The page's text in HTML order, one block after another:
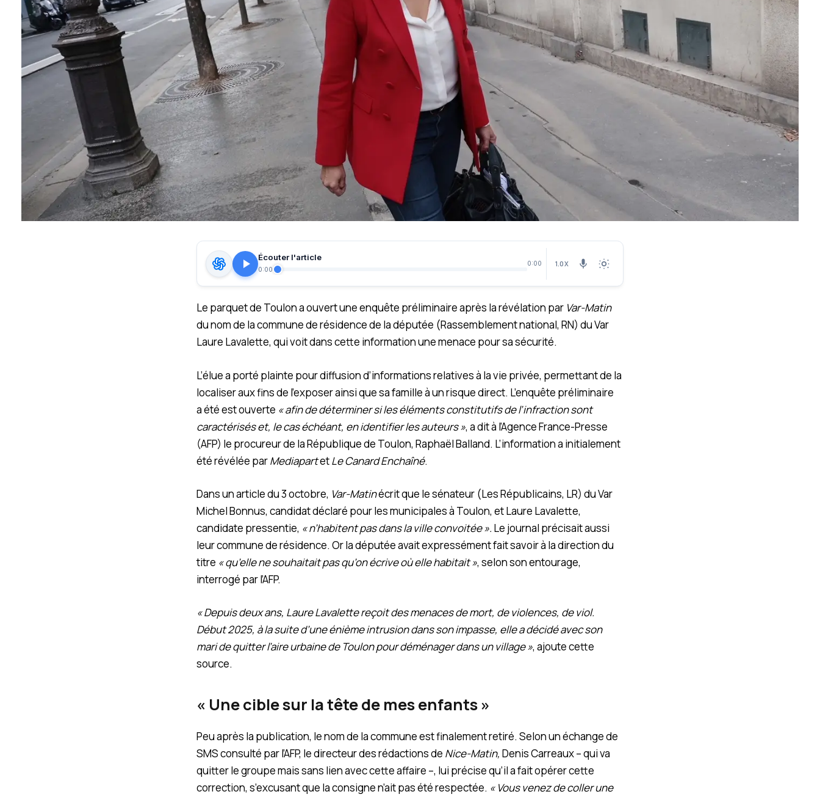
Écouter l'article
0:00
0:00 1.0X
Le parquet de Toulon a ouvert une enquête préliminaire après la révélation par Var-Matin
du nom de la commune de résidence de la députée (Rassemblement national, RN) du Var
Laure Lavalette, qui voit dans cette information une menace pour sa sécurité.
L’élue a porté plainte pour diffusion d’informations relatives à la vie privée, permettant de la
localiser aux fins de l’exposer ainsi que sa famille à un risque direct. L’enquête préliminaire
a été est ouverte « afin de déterminer si les éléments constitutifs de l’infraction sont
caractérisés et, le cas échéant, en identifier les auteurs », a dit à l’Agence France-Presse
(AFP) le procureur de la République de Toulon, Raphaël Balland. L’information a initialement
été révélée parMediapartetLe Canard Enchaîné.
Dans un article du 3 octobre, Var-Matinécrit que le sénateur (Les Républicains, LR) du Var
Michel Bonnus, candidat déclaré pour les municipales à Toulon, et Laure Lavalette,
candidate pressentie, « n’habitent pas dans la ville convoitée ». Le journal précisait aussi
leur commune de résidence. Or la députée avait expressément fait savoir à la direction du
titre « qu’elle ne souhaitait pas qu’on écrive où elle habitait », selon son entourage,
interrogé par l’AFP.
« Depuis deux ans, Laure Lavalette reçoit des menaces de mort, de violences, de viol.
Début 2025, à la suite d’une énième intrusion dans son impasse, elle a décidé avec son
mari de quitter l’aire urbaine de Toulon pour déménager dans un village », ajoute cette
source.
« Une cible sur la tête de mes enfants »
Peu après la publication, le nom de la commune est finalement retiré. Selon un échange de
SMS consulté par l’AFP, le directeur des rédactions de Nice-Matin, Denis Carreaux – qui va
quitter le groupe mais sans lien avec cette affaire –, lui précise qu’il a fait opérer cette
correction, s’excusant que la consigne n’ait pas été respectée. « Vous venez de coller une